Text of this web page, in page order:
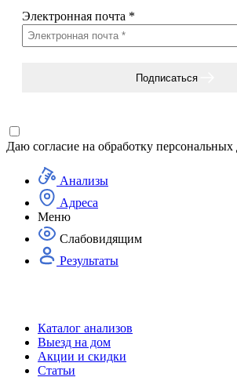
Электронная почта *
Подписаться
Даю согласие на обработку
Анализы
Адреса
Меню
Слабовидящим
Результаты
Каталог анализов
Выезд на дом
Акции и скидки
Статьи